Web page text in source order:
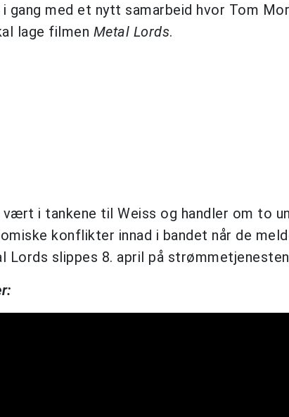
i gang med et nytt samarbeid hvor Tom
lage filmen Metal Lords.
vært i tankene til Weiss og handler om to
konflikter innad i bandet når de
Lords slippes 8. april på